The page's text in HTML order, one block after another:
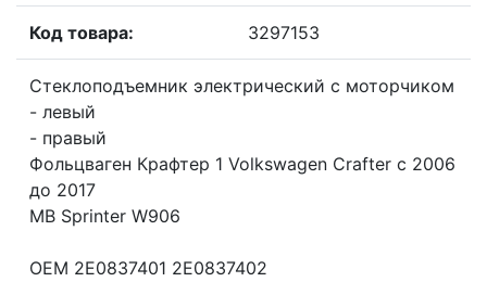
Код товара: 3297153
Стеклоподъемник электрический с моторчиком
- левый
- правый
Фольцваген Крафтер 1 Volkswagen Crafter с 2006
до 2017
MB Sprinter W906
OEM 2E0837401 2E0837402